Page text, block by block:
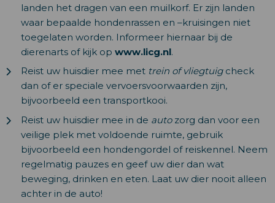
landen het dragen van een muilkorf. Er zijn landen
waar bepaalde hondenrassen en –kruisingen niet
toegelaten worden. Informeer hiernaar bij de
dierenarts of kijk op www.licg.nl.
Reist uw huisdier mee met trein of vliegtuigcheck
dan of er speciale vervoersvoorwaarden zijn,
bijvoorbeeld een transportkooi.
Reist uw huisdier mee in de auto zorg dan voor een
veilige plek met voldoende ruimte, gebruik
bijvoorbeeld een hondengordel of reiskennel. Neem
regelmatig pauzes en geef uw dier dan wat
beweging, drinken en eten. Laat uw dier nooit alleen
achter in de auto!